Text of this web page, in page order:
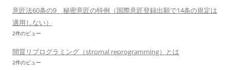
意匠法60条の9 秘密意匠の特例（国際意匠登録出願で14条の規定は
適用しない）
2件のビュー
間質リプログラミング（stromal reprogramming）とは
2件のビュー